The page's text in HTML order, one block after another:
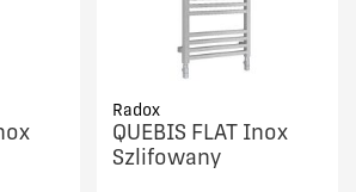
Radox
QUEBIS FLAT Inox
Szlifowany